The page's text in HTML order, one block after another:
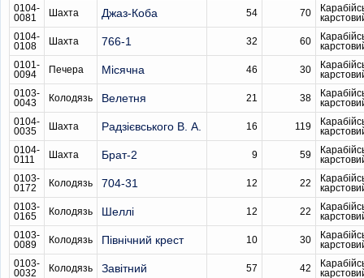
0104-
0081
Шахта Джаз-Коба 54 70
0104-
0108
Шахта 766-1 32 60
0101-
0094
Печера Місячна 46 30
0103-
0043
Колодязь Велетня 21 38
0104-
0035
Шахта Радзієвського В. А. 16 119
0104-
0111
Шахта Брат-2 9 59
0103-
0172
Колодязь 704-31 12 22
0103-
0165
Колодязь Шеллі 12 22
0103-
0089
Колодязь Північний крест 10 30
0103-
0032
Колодязь Завітний 57 42